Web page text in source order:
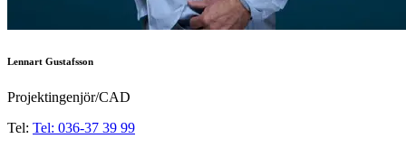
Lennart Gustafsson
Projektingenjör/CAD
Tel: Tel: 036-37 39 99